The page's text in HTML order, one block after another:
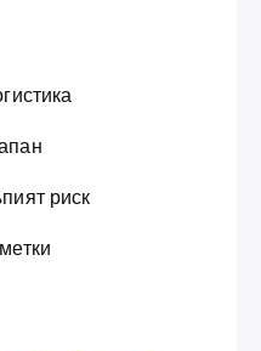
риск